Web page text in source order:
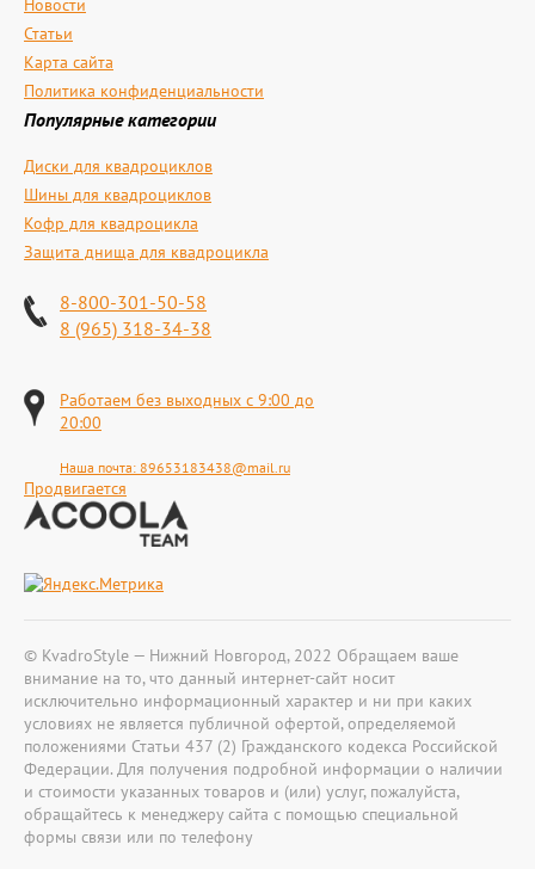
Новости
Статьи
Карта сайта
Политика конфиденциальности
Популярные категории
Диски для квадроциклов
Шины для квадроциклов
Кофр для квадроцикла
Защита днища для квадроцикла
8-800-301-50-58
8 (965) 318-34-38
Работаем без выходных с 9:00 до
20:00
Наша почта: 89653183438@mail.ru
Продвигается
© KvadroStyle — Нижний Новгород, 2022 Обращаем ваше
внимание на то, что данный интернет-сайт носит
исключительно информационный характер и ни при каких
условиях не является публичной офертой, определяемой
положениями Статьи 437 (2) Гражданского кодекса Российской
Федерации. Для получения подробной информации о наличии
и стоимости указанных товаров и (или) услуг, пожалуйста,
обращайтесь к менеджеру сайта с помощью специальной
формы связи или по телефону